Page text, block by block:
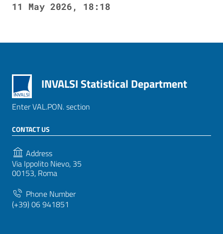
11 May 2026, 18:18
INVALSI Statistical Department
Enter VAL.PON. section
CONTACT US
Address
Via Ippolito Nievo, 35
00153, Roma
Phone Number
(+39) 06 941851